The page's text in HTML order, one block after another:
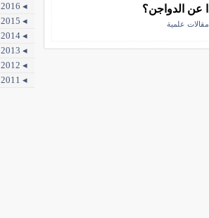
عن الدواجن؟
مقالات علمية
◂ 2016
◂ 2015
◂ 2014
◂ 2013
◂ 2012
◂ 2011